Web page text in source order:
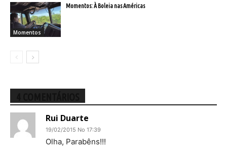
Momentos
Momentos: À Boleia nas Américas
Rui Duarte
19/02/2015 No 17:39
Olha, Parabêns!!!